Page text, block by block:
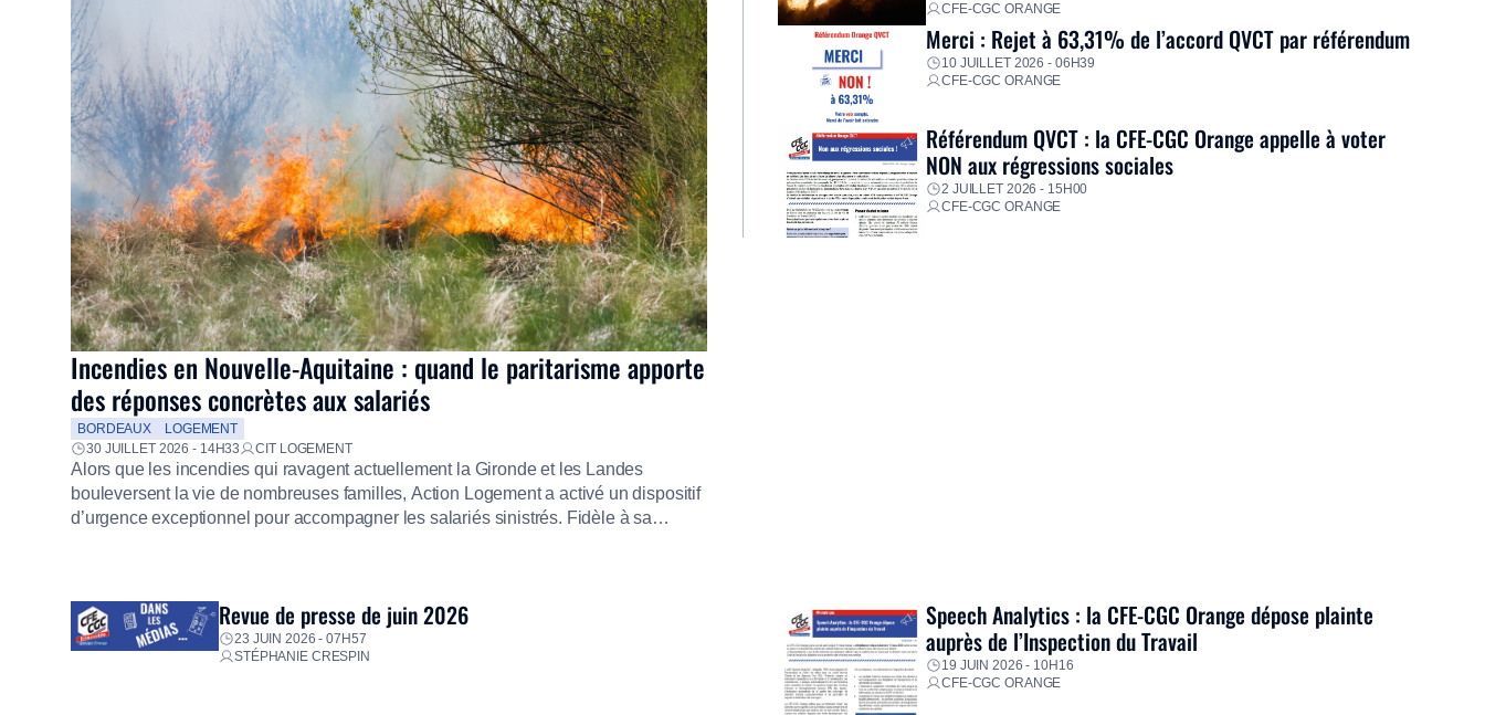
Incendies en Nouvelle-Aquitaine : quand le paritarisme apporte
des réponses concrètes aux salariés
BORDEAUX
LOGEMENT
30 JUILLET 2026 - 14H33
CIT LOGEMENT
Alors que les incendies qui ravagent actuellement la Gironde et les Landes
bouleversent la vie de nombreuses familles, Action Logement a activé un dispositif
d’urgence exceptionnel pour accompagner les salariés sinistrés. Fidèle à sa
CFE-CGC ORANGE
Merci : Rejet à 63,31% de l’accord QVCT par référendum
10 JUILLET 2026 - 06H39
CFE-CGC ORANGE
Référendum QVCT : la CFE-CGC Orange appelle à voter
NON aux régressions sociales
2 JUILLET 2026 - 15H00
CFE-CGC ORANGE
Revue de presse de juin 2026
23 JUIN 2026 - 07H57
STÉPHANIE CRESPIN
Speech Analytics : la CFE-CGC Orange dépose plainte
auprès de l’Inspection du Travail
19 JUIN 2026 - 10H16
CFE-CGC ORANGE